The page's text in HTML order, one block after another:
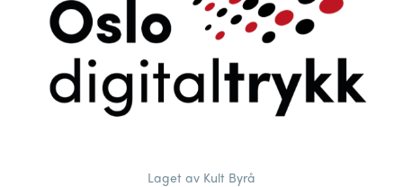
Laget av Kult Byrå